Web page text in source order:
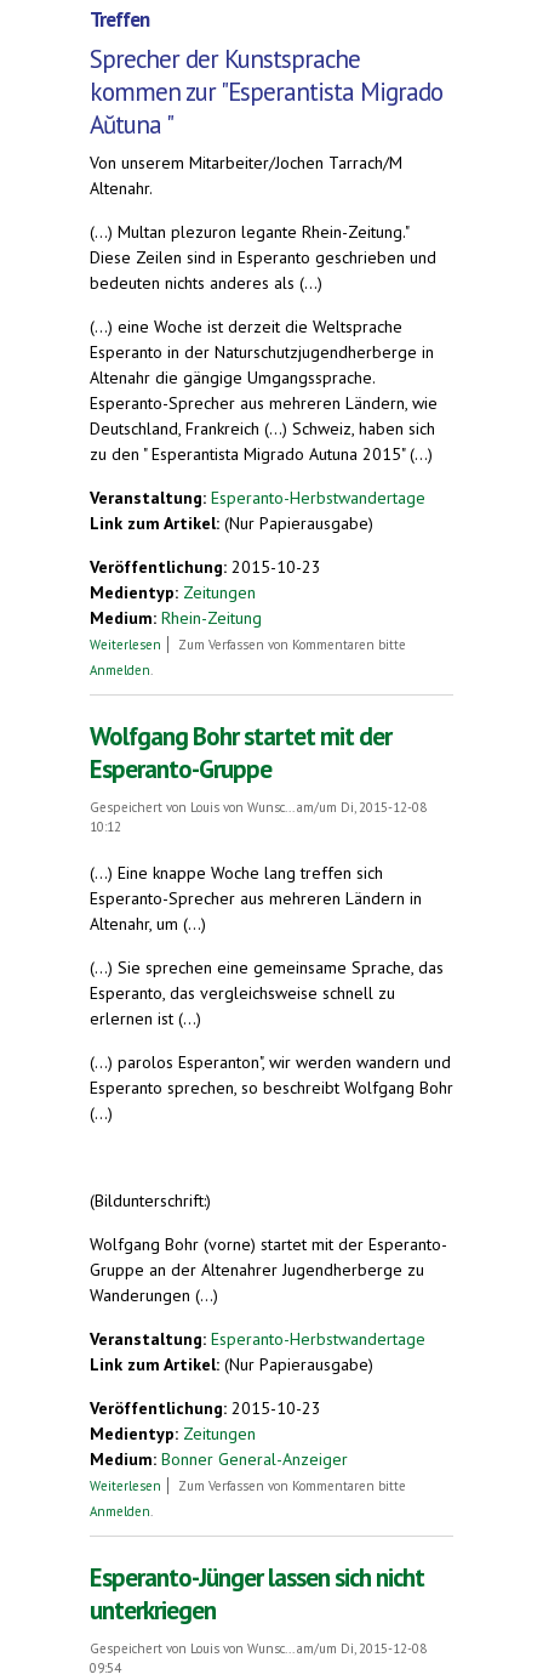
Treffen
Sprecher der Kunstsprache
kommen zur "Esperantista Migrado
Aŭtuna "
Von unserem Mitarbeiter/Jochen Tarrach/M
Altenahr.
(...) Multan plezuron legante Rhein-Zeitung."
Diese Zeilen sind in Esperanto geschrieben und
bedeuten nichts anderes als (...)
(...) eine Woche ist derzeit die Weltsprache
Esperanto in der Naturschutzjugendherberge in
Altenahr die gängige Umgangssprache.
Esperanto-Sprecher aus mehreren Ländern, wie
Deutschland, Frankreich (...) Schweiz, haben sich
zu den " Esperantista Migrado Autuna 2015" (...)
Veranstaltung: Esperanto-Herbstwandertage
Link zum Artikel: (Nur Papierausgabe)
Veröffentlichung: 2015-10-23
Medientyp: Zeitungen
Medium: Rhein-Zeitung
Weiterlesen über Mit Esperanto gemeinsam das Ahrtal
Zum Verfassen von Kommentaren bitte
Anmelden
Wolfgang Bohr startet mit der
Esperanto-Gruppe
Gespeichert von Louis von Wunsc...
am/um Di, 2015-12-08
10:12
(...) Eine knappe Woche lang treffen sich
Esperanto-Sprecher aus mehreren Ländern in
Altenahr, um (...)
(...) Sie sprechen eine gemeinsame Sprache, das
Esperanto, das vergleichsweise schnell zu
erlernen ist (...)
(...) parolos Esperanton", wir werden wandern und
Esperanto sprechen, so beschreibt Wolfgang Bohr
(...)
(Bildunterschrift:)
Wolfgang Bohr (vorne) startet mit der Esperanto-
Gruppe an der Altenahrer Jugendherberge zu
Wanderungen (...)
Veranstaltung: Esperanto-Herbstwandertage
Link zum Artikel: (Nur Papierausgabe)
Veröffentlichung: 2015-10-23
Medientyp: Zeitungen
Medium: Bonner General-Anzeiger
Weiterlesen über Wolfgang Bohr startet mit der Esperanto-
Zum Verfassen von Kommentaren bitte
Anmelden
Esperanto-Jünger lassen sich nicht
unterkriegen
Gespeichert von Louis von Wunsc...
am/um Di, 2015-12-08
09:54